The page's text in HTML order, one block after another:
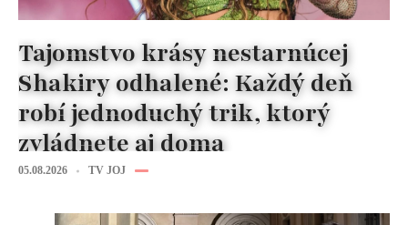
Tajomstvo krásy nestarnúcej
Shakiry odhalené: Každý deň
robí jednoduchý trik, ktorý
zvládnete aj doma
05.08.2026 TV JOJ